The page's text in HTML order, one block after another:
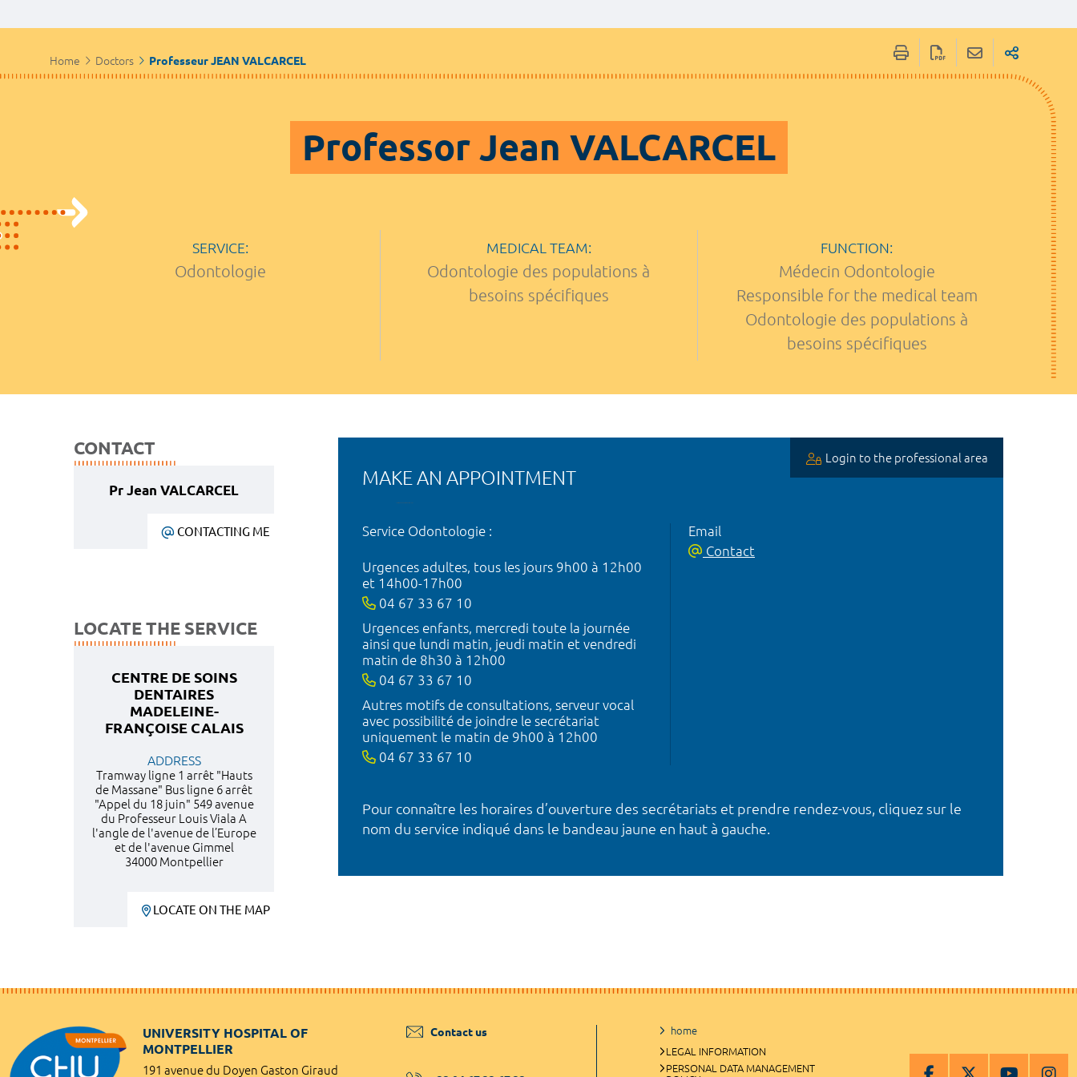
Home Doctors Professeur JEAN VALCARCEL
Professor Jean VALCARCEL
SERVICE:
Odontologie
MEDICAL TEAM:
Odontologie des populations à
besoins spécifiques
FUNCTION:
Médecin Odontologie
Responsible for the medical team
Odontologie des populations à
besoins spécifiques
CONTACT
Pr Jean VALCARCEL
CONTACTING ME
LOCATE THE SERVICE
CENTRE DE SOINS
DENTAIRES
MADELEINE-
FRANÇOISE CALAIS
ADDRESS
Tramway ligne 1 arrêt "Hauts
de Massane" Bus ligne 6 arrêt
"Appel du 18 juin" 549 avenue
du Professeur Louis Viala A
l'angle de l'avenue de l’Europe
et de l'avenue Gimmel
34000 Montpellier
LOCATE ON THE MAP
MAKE AN APPOINTMENT
Login to the professional area
Service Odontologie :
Urgences adultes, tous les jours 9h00 à 12h00
et 14h00-17h00
04 67 33 67 10
Urgences enfants, mercredi toute la journée
ainsi que lundi matin, jeudi matin et vendredi
matin de 8h30 à 12h00
04 67 33 67 10
Autres motifs de consultations, serveur vocal
avec possibilité de joindre le secrétariat
uniquement le matin de 9h00 à 12h00
04 67 33 67 10
Email
Contact
Pour connaître les horaires d’ouverture des secrétariats et prendre rendez-vous, cliquez sur le
nom du service indiqué dans le bandeau jaune en haut à gauche.
UNIVERSITY HOSPITAL OF
MONTPELLIER
191 avenue du Doyen Gaston Giraud
Contact us
home
LEGAL INFORMATION
PERSONAL DATA MANAGEMENT